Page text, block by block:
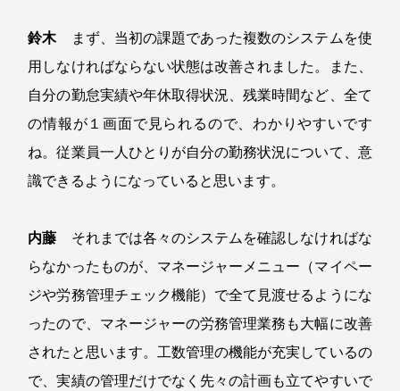
鈴木まず、当初の課題であった複数のシステムを使
用しなければならない状態は改善されました。また、
自分の勤怠実績や年休取得状況、残業時間など、全て
の情報が１画面で見られるので、わかりやすいです
ね。従業員一人ひとりが自分の勤務状況について、意
識できるようになっていると思います。
内藤 それまでは各々のシステムを確認しなければな
らなかったものが、マネージャーメニュー（マイペー
ジや労務管理チェック機能）で全て見渡せるようにな
ったので、マネージャーの労務管理業務も大幅に改善
されたと思います。工数管理の機能が充実しているの
で、実績の管理だけでなく先々の計画も立てやすいで